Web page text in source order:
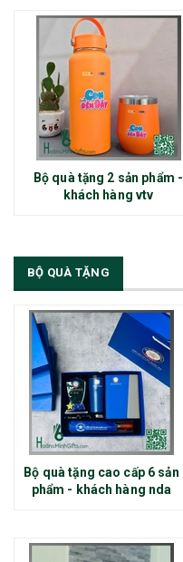
Bộ quà tặng 2 sản phẩm -
khách hàng vtv
BỘ QUÀ TẶNG
Bộ quà tặng cao cấp 6 sản
phẩm - khách hàng nda